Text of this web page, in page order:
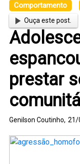
Comportamento
Ouça este post.
prestar
Genilson Coutinho, 21/